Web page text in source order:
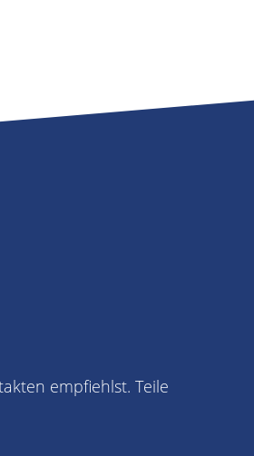
empfiehlst. Teile